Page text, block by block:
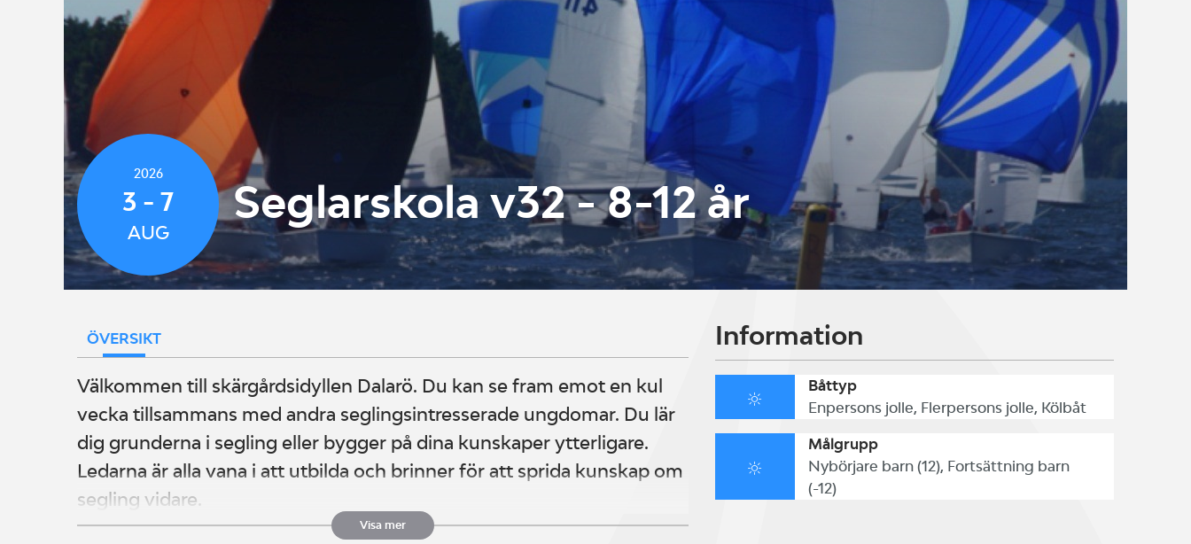
2026
3 - 7
AUG
Seglarskola v32 - 8-12 år
ÖVERSIKT
Välkommen till skärgårdsidyllen Dalarö. Du kan se fram emot en kul
vecka tillsammans med andra seglingsintresserade ungdomar. Du lär
dig grunderna i segling eller bygger på dina kunskaper ytterligare.
Ledarna är alla vana i att utbilda och brinner för att sprida kunskap om
segling vidare.
Visa mer
Information
Båttyp
Enpersons jolle, Flerpersons jolle, Kölbåt
Målgrupp
Nybörjare barn (12), Fortsättning barn
(-12)